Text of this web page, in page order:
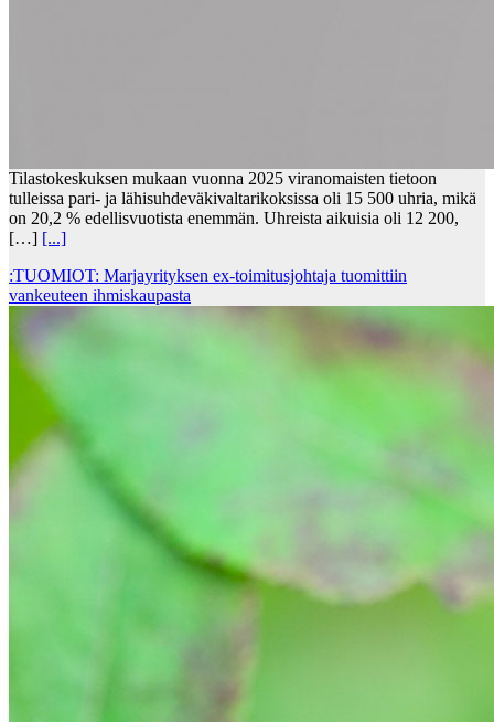
Tilastokeskuksen mukaan vuonna 2025 viranomaisten tietoon
tulleissa pari- ja lähisuhdeväkivaltarikoksissa oli 15 500 uhria, mikä
on 20,2 % edellisvuotista enemmän. Uhreista aikuisia oli 12 200,
[…] [...]
:TUOMIOT: Marjayrityksen ex-toimitusjohtaja tuomittiin
vankeuteen ihmiskaupasta